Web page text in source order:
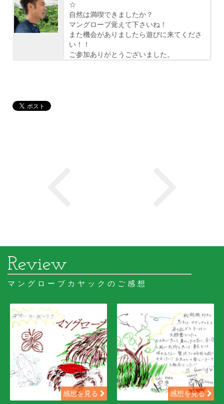
☆
自然は満喫できましたか？
マングローブ覚えて下さいね！
また機会がありましたら遊びに来てくださ
い！！
ご参加ありがとうございました。
マングローブカヤックのご感想
感想を見る
感想を見る